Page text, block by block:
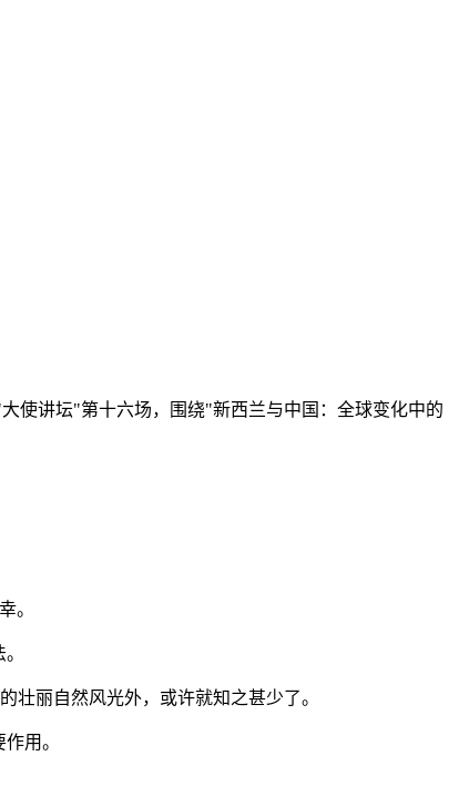
使讲坛"第十六场，围绕"新西兰与中国：全球变化中的
。
壮丽自然风光外，或许就知之甚少了。
用。